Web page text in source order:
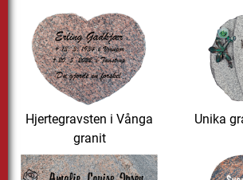
Hjertegravsten i Vånga
granit
Unika